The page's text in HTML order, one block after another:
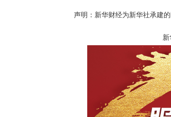
声明：新华财经为新华社承建